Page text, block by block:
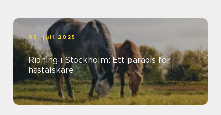
05. juli 2025
Ridning i Stockholm: Ett paradis för
hästälskare